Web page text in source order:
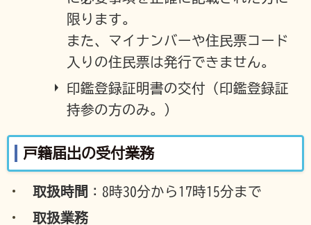
限ります。
また、マイナンバーや住民票コード
入りの住民票は発行できません。
印鑑登録証明書の交付（印鑑登録証
持参の方のみ。）
戸籍届出の受付業務
取扱時間 ：8時30分から17時15分まで
取扱業務